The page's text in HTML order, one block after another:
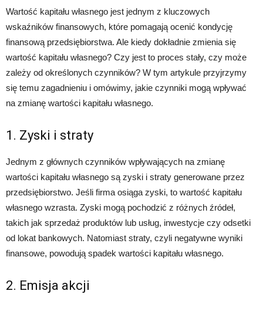
Wartość kapitału własnego jest jednym z kluczowych
wskaźników finansowych, które pomagają ocenić kondycję
finansową przedsiębiorstwa. Ale kiedy dokładnie zmienia się
wartość kapitału własnego? Czy jest to proces stały, czy może
zależy od określonych czynników? W tym artykule przyjrzymy
się temu zagadnieniu i omówimy, jakie czynniki mogą wpływać
na zmianę wartości kapitału własnego.
1. Zyski i straty
Jednym z głównych czynników wpływających na zmianę
wartości kapitału własnego są zyski i straty generowane przez
przedsiębiorstwo. Jeśli firma osiąga zyski, to wartość kapitału
własnego wzrasta. Zyski mogą pochodzić z różnych źródeł,
takich jak sprzedaż produktów lub usług, inwestycje czy odsetki
od lokat bankowych. Natomiast straty, czyli negatywne wyniki
finansowe, powodują spadek wartości kapitału własnego.
2. Emisja akcji